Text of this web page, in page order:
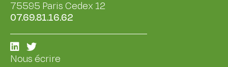
75595 Paris Cedex 12
07.69.81.16.62
Nous écrire